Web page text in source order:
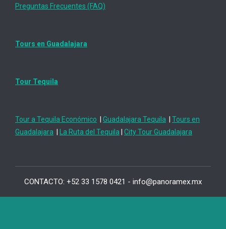
Preguntas Frecuentes (FAQ)
Tours en Guadalajara
Tour Tequila
Tour a Tequila Económico Guadalajara Tequila
Tours en
Guadalajara
La Ruta del Tequila City Tour Guadalajara
CONTACTO: +52 33 1578 0421 - info@panoramex.mx